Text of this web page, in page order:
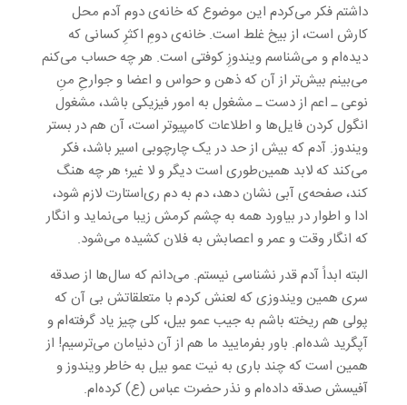
داشتم فکر می‌کردم این موضوع که خانه‌ی دوم آدم محل
کارش است، از بیخ غلط است. خانه‌ی دومِ اکثرِ کسانی که
دیده‌ام و می‌شناسم ویندوزِ کوفتی است. هر چه حساب می‌کنم
می‌بینم بیش‌تر از آن که ذهن و حواس و اعضا و جوارحِ منِ
نوعی ـ اعم از دست ـ مشغول به امور فیزیکی باشد، مشغول
انگول کردن فایل‌ها و اطلاعات کامپیوتر است، آن هم در بستر
ویندوز. آدم که بیش از حد در یک چارچوبی اسیر باشد، فکر
می‌کند که لابد همین‌طوری است دیگر و لا غیر؛ هر چه هنگ
کند، صفحه‌ی آبی نشان دهد، دم به دم ری‌استارت لازم شود،
ادا و اطوار در بیاورد همه به چشم کرمش زیبا می‌نماید و انگار
که انگار وقت و عمر و اعصابش به فلان کشیده می‌شود.
البته ابداً آدم قدر نشناسی نیستم. می‌دانم که سال‌ها از صدقه
سری همین ویندوزی که لعنش کردم با متعلقاتش بی آن که
پولی هم ریخته باشم به جیب عمو بیل، کلی چیز یاد گرفته‌ام و
آپگرید شده‌ام. باور بفرمایید ما هم از آن دنیامان می‌ترسیم! از
همین است که چند باری به نیت عمو بیل به خاطر ویندوز و
آفیسش صدقه داده‌ام و نذر حضرت عباس (ع) کرده‌ام.